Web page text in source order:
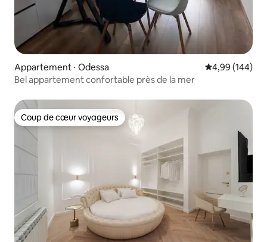
Appartement ⋅ Odessa Évaluation
4,99 (144)
Bel appartement confortable près de la mer
Coup de cœur voyageurs
Coup de cœur voyageurs